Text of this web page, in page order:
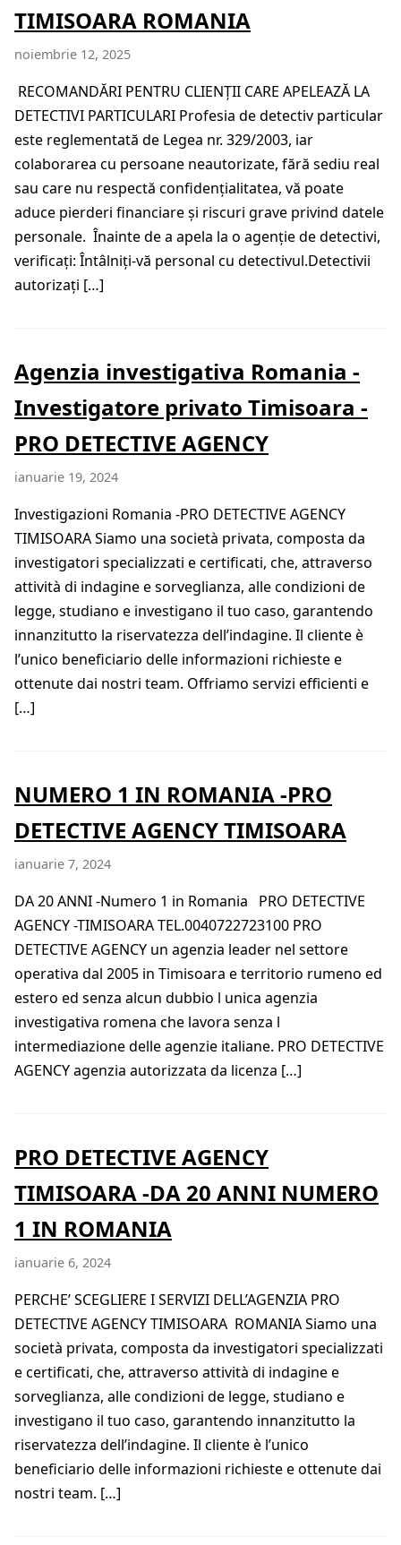
TIMISOARA ROMANIA
noiembrie 12, 2025
RECOMANDĂRI PENTRU CLIENȚII CARE APELEAZĂ LA
DETECTIVI PARTICULARI Profesia de detectiv particular
este reglementată de Legea nr. 329/2003, iar
colaborarea cu persoane neautorizate, fără sediu real
sau care nu respectă confidențialitatea, vă poate
aduce pierderi financiare și riscuri grave privind datele
personale. Înainte de a apela la o agenție de detectivi,
verificați: Întâlniți-vă personal cu detectivul.Detectivii
autorizați […]
Agenzia investigativa Romania -
Investigatore privato Timisoara -
PRO DETECTIVE AGENCY
ianuarie 19, 2024
Investigazioni Romania -PRO DETECTIVE AGENCY
TIMISOARA Siamo una società privata, composta da
investigatori specializzati e certificati, che, attraverso
attività di indagine e sorveglianza, alle condizioni de
legge, studiano e investigano il tuo caso, garantendo
innanzitutto la riservatezza dell’indagine. Il cliente è
l’unico beneficiario delle informazioni richieste e
ottenute dai nostri team. Offriamo servizi efficienti e
[…]
NUMERO 1 IN ROMANIA -PRO
DETECTIVE AGENCY TIMISOARA
ianuarie 7, 2024
DA 20 ANNI -Numero 1 in Romania PRO DETECTIVE
AGENCY -TIMISOARA TEL.0040722723100 PRO
DETECTIVE AGENCY un agenzia leader nel settore
operativa dal 2005 in Timisoara e territorio rumeno ed
estero ed senza alcun dubbio l unica agenzia
investigativa romena che lavora senza l
intermediazione delle agenzie italiane. PRO DETECTIVE
AGENCY agenzia autorizzata da licenza […]
PRO DETECTIVE AGENCY
TIMISOARA -DA 20 ANNI NUMERO
1 IN ROMANIA
ianuarie 6, 2024
PERCHE’ SCEGLIERE I SERVIZI DELL’AGENZIA PRO
DETECTIVE AGENCY TIMISOARA ROMANIA Siamo una
società privata, composta da investigatori specializzati
e certificati, che, attraverso attività di indagine e
sorveglianza, alle condizioni de legge, studiano e
investigano il tuo caso, garantendo innanzitutto la
riservatezza dell’indagine. Il cliente è l’unico
beneficiario delle informazioni richieste e ottenute dai
nostri team. […]